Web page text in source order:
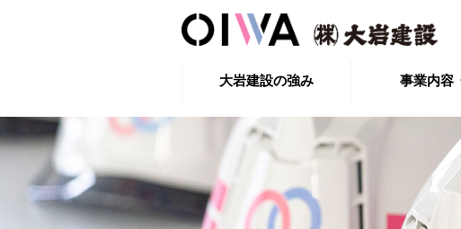
大岩建設の強み 事業内容